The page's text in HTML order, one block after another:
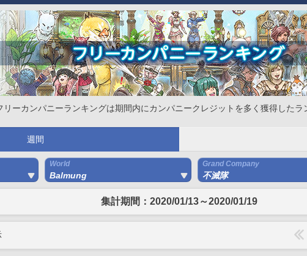
リーカンパニーランキングは期間内にカンパニークレジットを多く獲得したラ
週間
World
Balmung
Grand Company
不滅隊
集計期間：2020/01/13～2020/01/19